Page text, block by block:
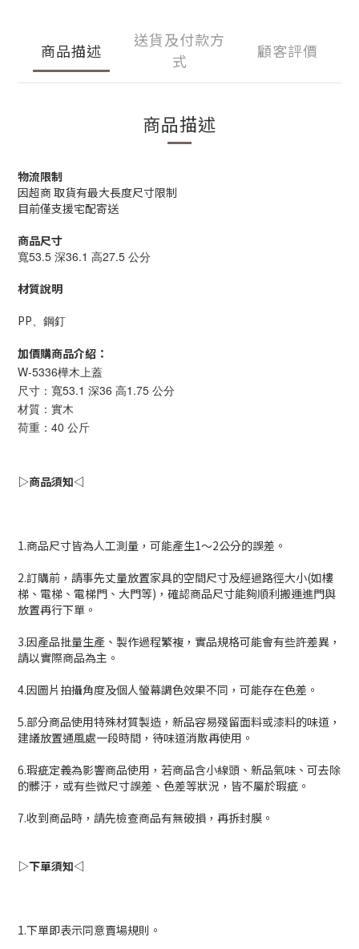
商品描述
送貨及付款方
式
顧客評價
商品描述
物流限制
因超商 取貨有最大長度尺寸限制
目前僅支援宅配寄送
商品尺寸
寬53.5 深36.1 高27.5 公分
材質說明
PP、鋼釘
加價購商品介紹：
W-5336樺木上蓋
尺寸：寬53.1 深36 高1.75 公分
材質：實木
荷重：40 公斤
▷商品須知◁
1.商品尺寸皆為人工測量，可能產生1～2公分的誤差。
2.訂購前，請事先丈量放置家具的空間尺寸及經過路徑大小(如樓
梯、電梯、電梯門、大門等)，確認商品尺寸能夠順利搬運進門與
放置再行下單。
3.因產品批量生產、製作過程繁複，實品規格可能會有些許差異，
請以實際商品為主。
4.因圖片拍攝角度及個人螢幕調色效果不同，可能存在色差。
5.部分商品使用特殊材質製造，新品容易殘留面料或漆料的味道，
建議放置通風處一段時間，待味道消散再使用。
6.瑕疵定義為影響商品使用，若商品含小線頭、新品氣味、可去除
的髒汙，或有些微尺寸誤差、色差等狀況，皆不屬於瑕疵。
7.收到商品時，請先檢查商品有無破損，再拆封膜。
▷下單須知◁
1.下單即表示同意賣場規則。